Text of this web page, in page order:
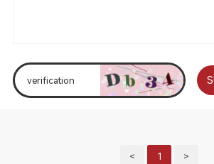
< 1 >